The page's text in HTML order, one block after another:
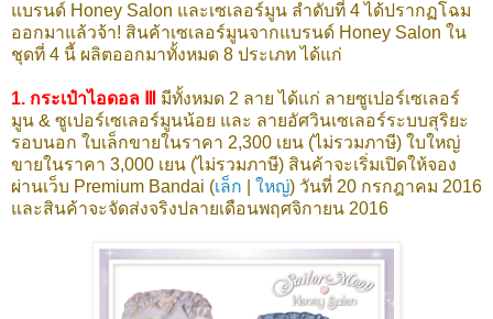
แบรนด์ Honey Salon และเซเลอร์มูน ลำดับที่ 4 ได้ปรากฏโฉม
ออกมาแล้วจ้า! สินค้าเซเลอร์มูนจากแบรนด์ Honey Salon ใน
ชุดที่ 4 นี้ ผลิตออกมาทั้งหมด 8 ประเภท ได้แก่
1. กระเป๋าไอดอล Ⅲ
มีทั้งหมด 2 ลาย ได้แก่ ลายซูเปอร์เซเลอร์
มูน & ซูเปอร์เซเลอร์มูนน้อย และ ลายอัศวินเซเลอร์ระบบสุริยะ
รอบนอก ใบเล็กขายในราคา 2,300 เยน (ไม่รวมภาษี) ใบใหญ่
ขายในราคา 3,000 เยน (ไม่รวมภาษี) สินค้าจะเริ่มเปิดให้จอง
ผ่านเว็บ Premium Bandai (เล็ก ใหญ่) วันที่ 20 กรกฎาคม 2016
และสินค้าจะจัดส่งจริงปลายเดือนพฤศจิกายน 2016